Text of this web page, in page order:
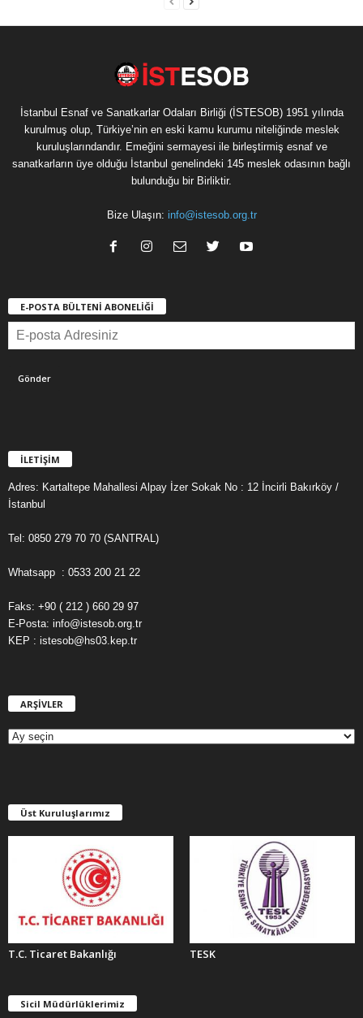
İstanbul Esnaf ve Sanatkarlar Odaları Birliği (İSTESOB) 1951 yılında
kurulmuş olup, Türkiye’nin en eski kamu kurumu niteliğinde meslek
kuruluşlarındandır. Emeğini sermayesi ile birleştirmiş esnaf ve
sanatkarların üye olduğu İstanbul genelindeki 145 meslek odasının bağlı
bulunduğu bir Birliktir.
Bize Ulaşın: info@istesob.org.tr
E-POSTA BÜLTENİ ABONELİĞİ
İLETİŞİM
Adres: Kartaltepe Mahallesi Alpay İzer Sokak No : 12 İncirli Bakırköy /
İstanbul
Tel: 0850 279 70 70 (SANTRAL)
Whatsapp : 0533 200 21 22
Faks: +90 ( 212 ) 660 29 97
E-Posta: info@istesob.org.tr
KEP : istesob@hs03.kep.tr
ARŞİVLER
E
R
Üst Kuruluşlarımız
T.C. Ticaret Bakanlığı TESK
Sicil Müdürlüklerimiz